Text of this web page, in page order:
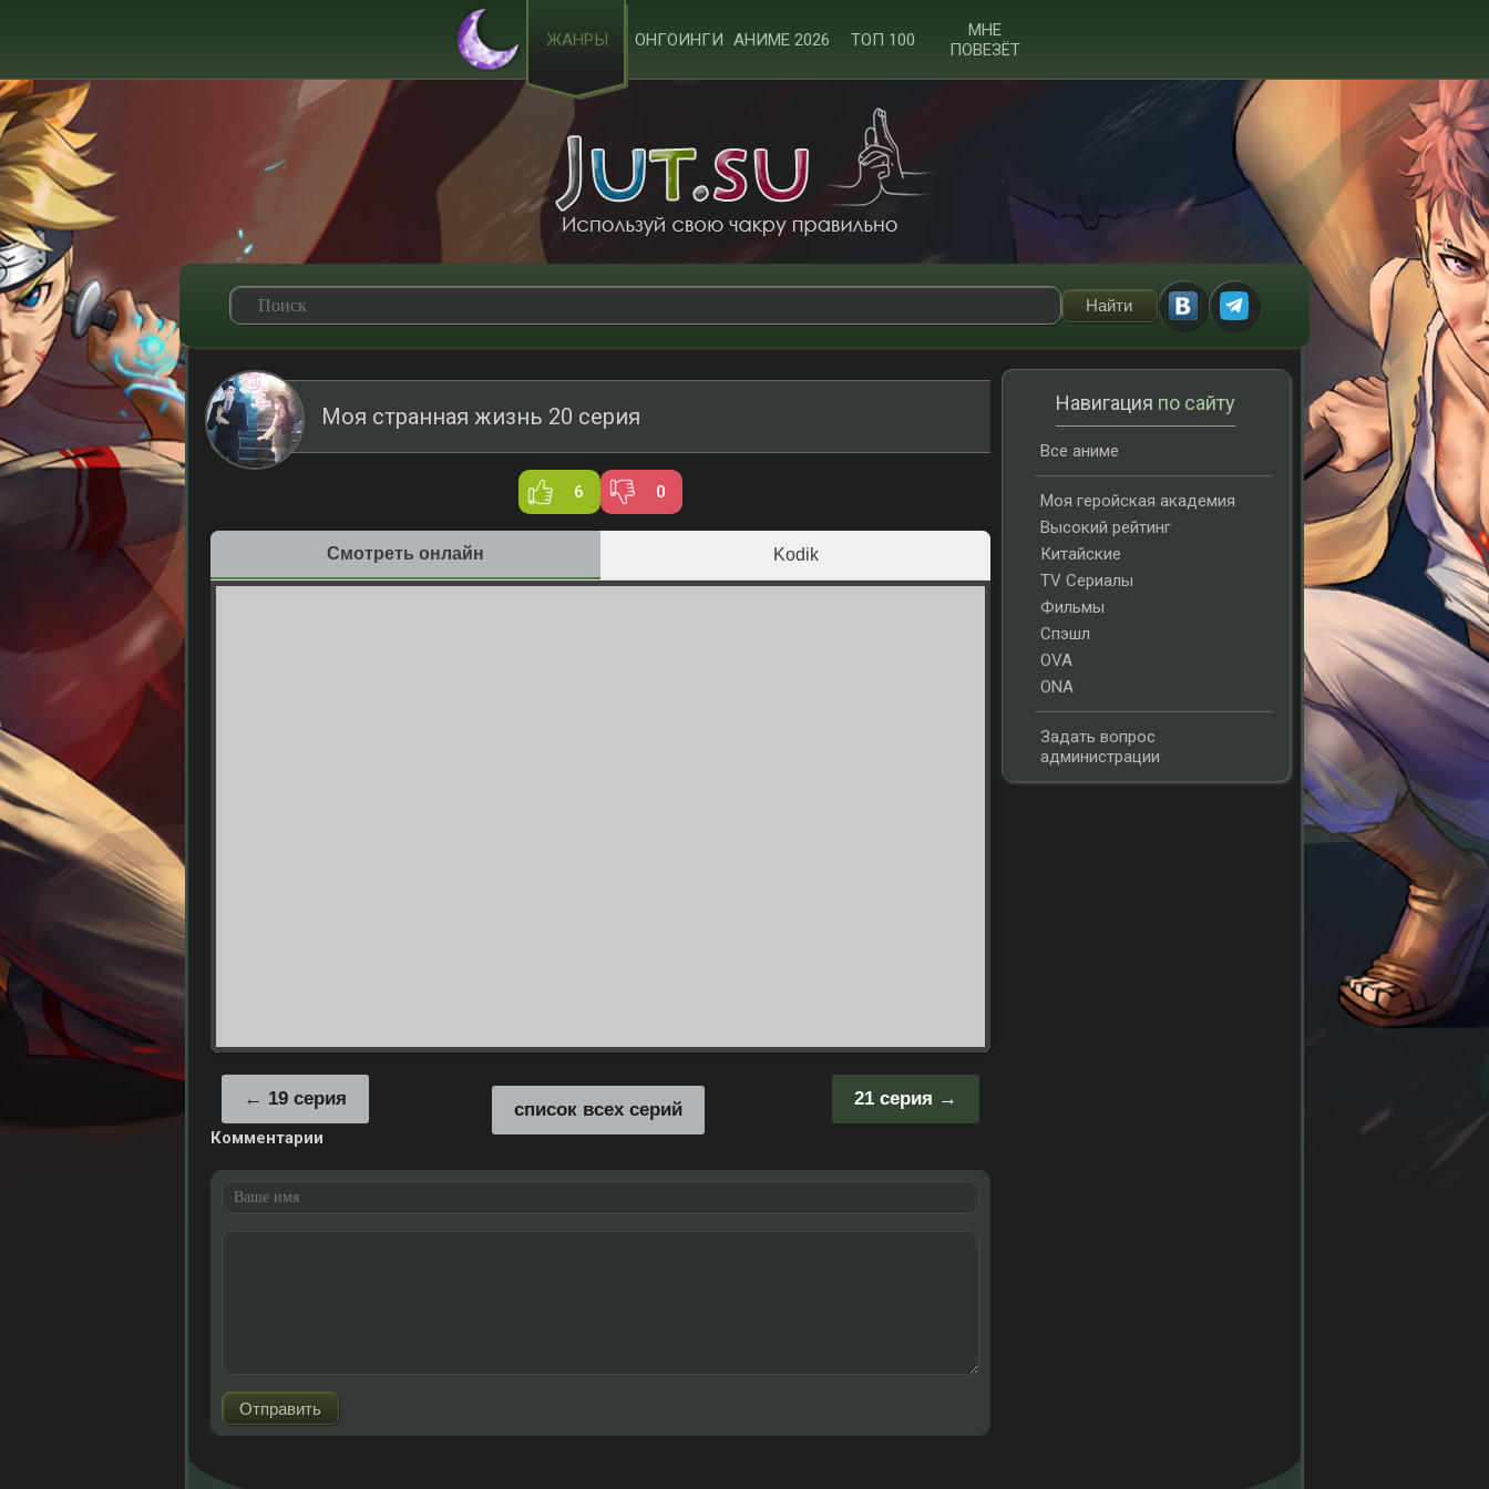
ЖАНРЫ ОНГОИНГИ АНИМЕ 2026 ТОП 100
МНЕ
ПОВЕЗЁТ
Моя странная жизнь 20 серия
6 0
Смотреть онлайн Kodik
21 серия
19 серия
список всех серий
Комментарии
Навигация по сайту
Все аниме
Моя геройская академия
Высокий рейтинг
Китайские
TV Сериалы
Фильмы
Спэшл
OVA
ONA
Задать вопрос
администрации